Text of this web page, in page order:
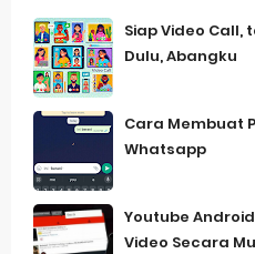
Siap Video Call,
Dulu, Abangku
Cara Membuat
Whatsapp
Youtube
Video Secara